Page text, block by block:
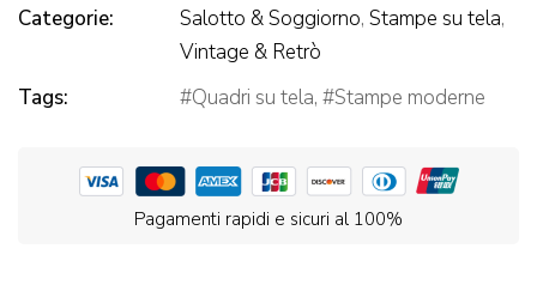
Categorie:
Salotto & Soggiorno, Stampe su tela,
Vintage & Retrò
Tags:
Quadri su tela, Stampe moderne
Pagamenti rapidi e sicuri al 100%